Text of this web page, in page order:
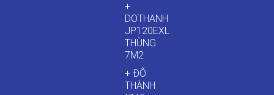
+
DOTHANH
JP120EXL
THÙNG
7M2
+ ĐÔ
THÀNH